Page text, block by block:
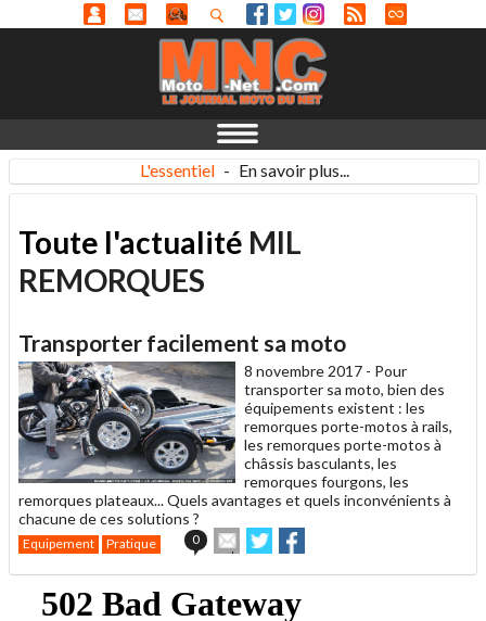
L'essentiel - En savoir plus...
Toute l'actualité MIL
REMORQUES
Transporter facilement sa moto
8 novembre 2017 - Pour
transporter sa moto, bien des
équipements existent : les
remorques porte-motos à rails,
les remorques porte-motos à
châssis basculants, les
remorques fourgons, les
remorques plateaux... Quels avantages et quels inconvénients à
chacune de ces solutions ?
Equipement Pratique 0
Envoyer
cet
article
à
un
Partager
sur
Twitter
sur
Facebook